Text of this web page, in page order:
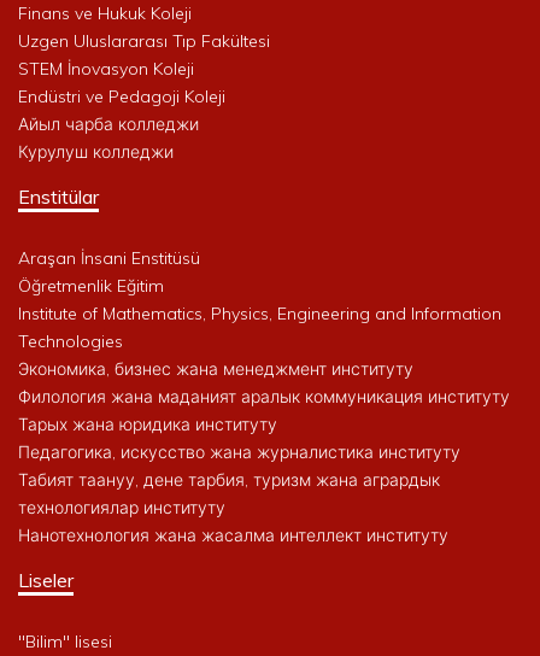
Finans ve Hukuk Koleji
Uzgen Uluslararası Tıp Fakültesi
STEM İnovasyon Koleji
Endüstri ve Pedagoji Koleji
Айыл чарба колледжи
Курулуш колледжи
Enstitülar
Araşan İnsani Enstitüsü
Öğretmenlik Eğitim
Institute of Mathematics, Physics, Engineering and Information
Technologies
Экономика, бизнес жана менеджмент институту
Филология жана маданият аралык коммуникация институту
Тарых жана юридика институту
Педагогика, искусство жана журналистика институту
Табият таануу, дене тарбия, туризм жана агрардык
технологиялар институту
Нанотехнология жана жасалма интеллект институту
Liseler
"Bilim" lisesi